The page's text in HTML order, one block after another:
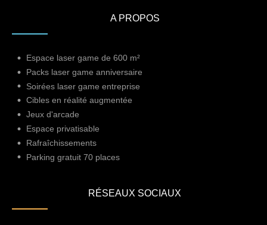
A PROPOS
Espace laser game de 600 m²
Packs laser game anniversaire
Soirées laser game entreprise
Cibles en réalité augmentée
Jeux d'arcade
Espace privatisable
Rafraîchissements
Parking gratuit 70 places
RÉSEAUX SOCIAUX